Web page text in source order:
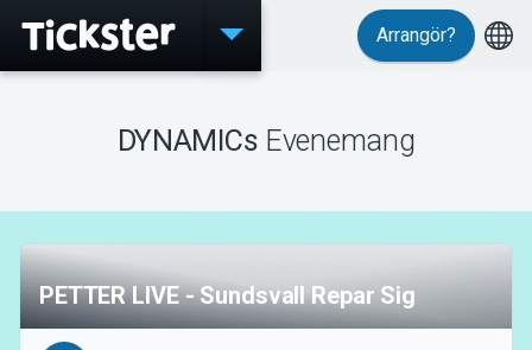
Evenemang
Support
Arrangör?
DYNAMICs Evenemang
PETTER LIVE - Sundsvall Repar Sig